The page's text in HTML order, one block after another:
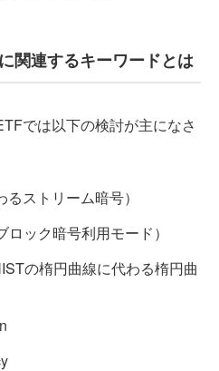
関連するキーワードとは
では以下の検討が主になさ
ストリーム暗号）
ック暗号利用モード）
の楕円曲線に代わる楕円曲